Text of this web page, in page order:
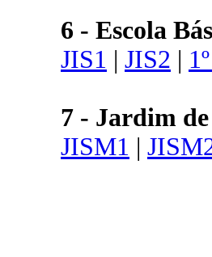
6 - Escola
JIS1 | JIS2 |
7 - Jardim
JISM1 |